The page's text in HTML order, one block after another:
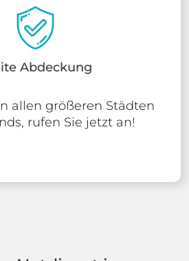
Abdeckung
allen größeren Städten
rufen Sie jetzt an!